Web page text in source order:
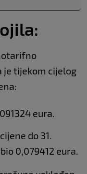
tijekom cijelog
eura.
do 31.
0,079412 eura.